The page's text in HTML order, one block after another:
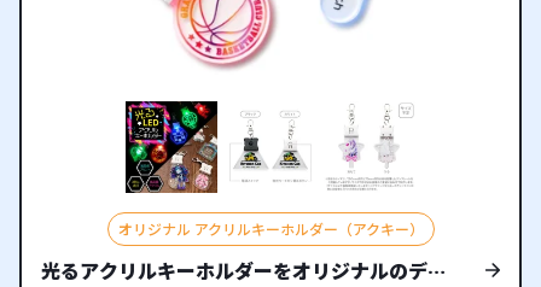
き、安心してお使いいただけます。 販売に必要な資材も揃ってい
るため、お客様はデザインデータをご入稿いただくだけでオリジ
対応のため、イベントやライブの物販、記念グッズのテスト販売
にも最適です。 ライブやコンサート、アーティストやアイドルの
公式グッズはもちろん、ゲーム・アニメ関連のイベントグッズや
感のあるオリジナル アクリルペンライトで、ファンやお客様に喜
ばれるグッズを手軽に制作することができます。
オリジナル アクリルキーホルダー（アクキー）
光るアクリルキーホルダーをオリジナルのデザ